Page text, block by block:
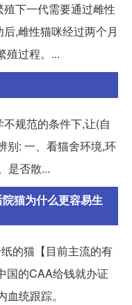
下一代需要通过雌性
,雌性猫咪经过两个月
殖过程。...
规范的条件下,让(自
别: 一、看猫舍环境,环
是否散...
猫为什么更容易生
的猫【目前主流的有
国的CAA给钱就办证
统跟踪。